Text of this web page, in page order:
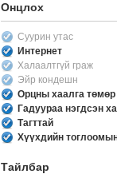
Онцлох
Суурин утас
Интернет
Халаалтгүй граж
Эйр кондешн
Орцны хаалга төмөр
Гадуураа нэгдсэн
Тагттай
Хүүхдийн
Тайлбар